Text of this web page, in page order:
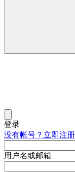
登录
没有帐号？立即注册
用户名或邮箱